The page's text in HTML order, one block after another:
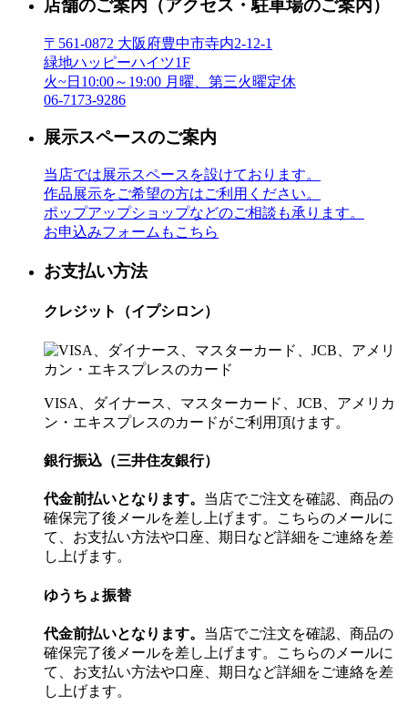
店舗のご案内 （アクセス・駐車場のご案内）
〒561-0872 大阪府豊中市寺内2-12-1
緑地ハッピーハイツ1F
火~日10:00～19:00 月曜、第三火曜定休
06-7173-9286
展示スペースのご案内
当店では展示スペースを設けております。
作品展示をご希望の方はご利用ください。
ポップアップショップなどのご相談も承ります。
お申込みフォームもこちら
お支払い方法
クレジット（イプシロン）
VISA、ダイナース、マスターカード、JCB、アメリカ
ン・エキスプレスのカードがご利用頂けます。
銀行振込（三井住友銀行）
代金前払いとなります。 当店でご注文を確認、商品の
確保完了後メールを差し上げます。こちらのメールに
て、お支払い方法や口座、期日など詳細をご連絡を差
し上げます。
ゆうちょ振替
代金前払いとなります。 当店でご注文を確認、商品の
確保完了後メールを差し上げます。こちらのメールに
て、お支払い方法や口座、期日など詳細をご連絡を差
し上げます。